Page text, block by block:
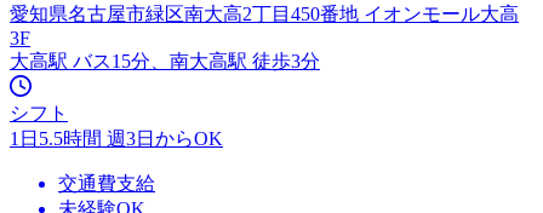
愛知県名古屋市緑区南大高2丁目450番地 イオンモール大高
3F
大高駅 バス15分、南大高駅 徒歩3分
シフト
1日5.5時間 週3日からOK
交通費支給
未経験OK